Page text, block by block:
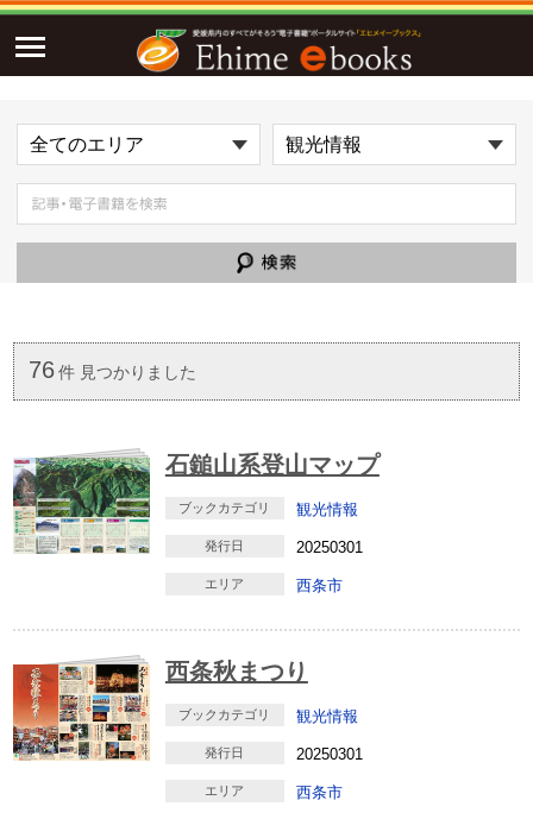
76 件 見つかりました
石鎚山系登山マップ
ブックカテゴリ 観光情報
発行日 20250301
エリア 西条市
西条秋まつり
ブックカテゴリ 観光情報
発行日 20250301
エリア 西条市